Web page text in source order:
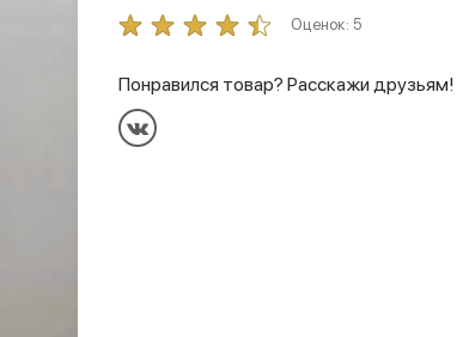
Оценок: 5
Понравился товар? Расскажи друзьям!